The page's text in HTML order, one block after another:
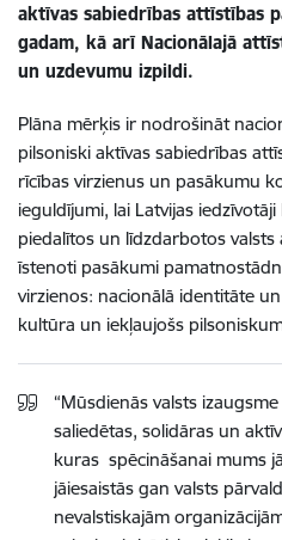
aktīvas sabiedrības attīstības
gadam, kā arī Nacionālajā
un uzdevumu izpildi.
Plāna mērķis ir nodrošināt
pilsoniski aktīvas sabiedrības
rīcības virzienus un pasākumu
ieguldījumi, lai Latvijas
piedalītos un līdzdarbotos
īstenoti pasākumi
virzienos: nacionālā identitāte
kultūra un iekļaujošs
“Mūsdienās valsts
saliedētas, solidāras un
kuras spēcināšanai mums
jāiesaistās gan valsts
nevalstiskajām